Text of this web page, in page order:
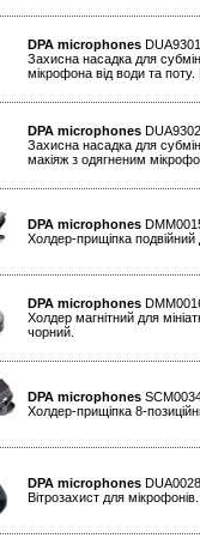
DPA microphones
Захисна насадка для
мікрофона від води та поту.
DPA microphones
Захисна насадка для
макіяж з одягненим
DPA microphones
Холдер-прищіпка подвійний
DPA microphones
Холдер магнітний для
чорний.
DPA microphones
Холдер-прищіпка 8-
DPA microphones
Вітрозахист для